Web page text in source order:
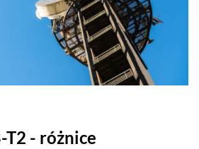
T2 - różnice